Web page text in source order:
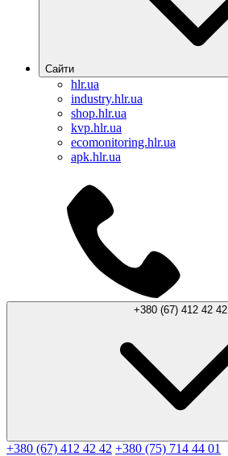
Сайти
hlr.ua
industry.hlr.ua
shop.hlr.ua
kvp.hlr.ua
ecomonitoring.hlr.ua
apk.hlr.ua
+380 (67) 412 42 42
+380 (67) 412 42 42 +380 (75) 714 44 01